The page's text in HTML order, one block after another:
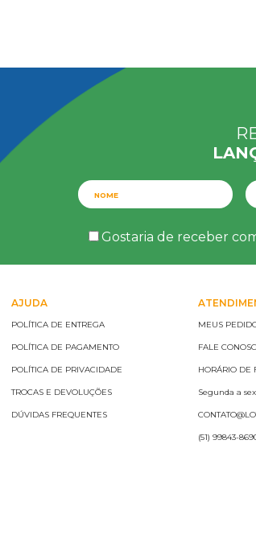
Gostaria de receber
AJUDA
POLÍTICA DE ENTREGA
POLÍTICA DE PAGAMENTO
POLÍTICA DE PRIVACIDADE
TROCAS E DEVOLUÇÕES
DÚVIDAS FREQUENTES
MEUS
FALE
HORÁRIO DE
Segunda a
(51) 99843-